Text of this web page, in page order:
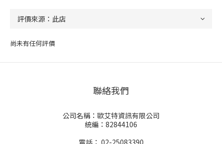
尚未有任何評價
聯絡我們
公司名稱：歐艾特資訊有限公司
統編：82844106